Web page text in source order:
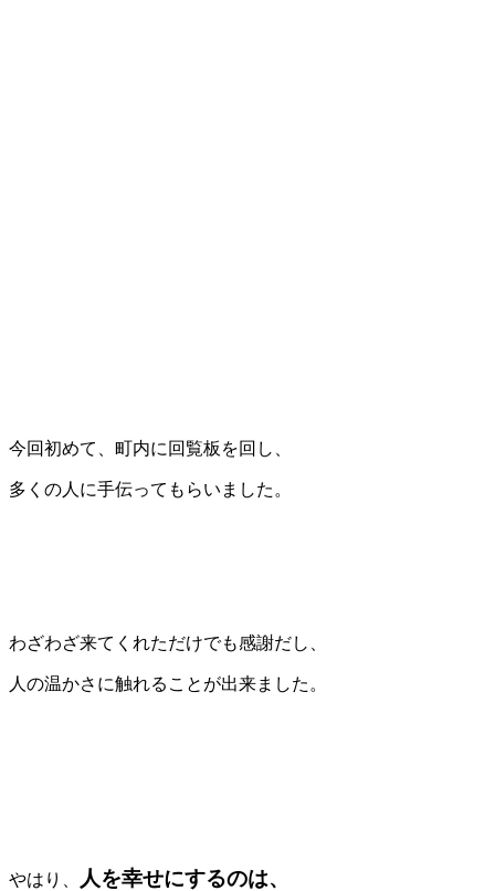
今回初めて、町内に回覧板を回し、
多くの人に手伝ってもらいました。
わざわざ来てくれただけでも感謝だし、
人の温かさに触れることが出来ました。
やはり、 人を幸せにするのは、